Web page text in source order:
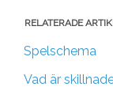
RELATERADE
Spelschema
Vad är